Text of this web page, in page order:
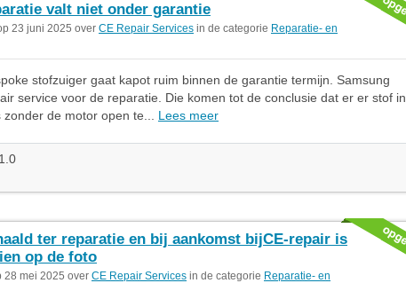
valt niet onder garantie
23 juni 2025 over CE Repair Services in de categorie Reparatie- en
stofzuiger gaat kapot ruim binnen de garantie termijn. Samsung
service voor de reparatie. Die komen tot de conclusie dat er er stof in
de motor open te... Lees meer
ter reparatie en bij aankomst bijCE-repair is
op de foto
28 mei 2025 over CE Repair Services in de categorie Reparatie- en